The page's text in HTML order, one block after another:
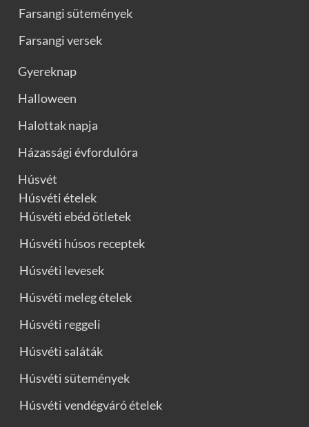
Farsangi sütemények
Farsangi versek
Gyereknap
Halloween
Halottak napja
Házassági évfordulóra
Húsvét
Húsvéti ételek
Húsvéti ebéd ötletek
Húsvéti húsos receptek
Húsvéti levesek
Húsvéti meleg ételek
Húsvéti reggeli
Húsvéti saláták
Húsvéti sütemények
Húsvéti vendégváró ételek